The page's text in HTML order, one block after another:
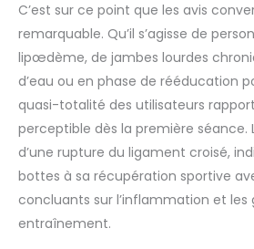
36
avec
à 200
pour une
et
5 à 30
C’est sur ce point que les avis
remarquable. Qu’il s’agisse de
lipœdème, de jambes lourdes
d’eau ou en phase de rééducation
quasi-totalité des utilisateurs
perceptible dès la première séance.
d’une rupture du ligament croisé,
bottes à sa récupération sportive
concluants sur l’inflammation et
entraînement.